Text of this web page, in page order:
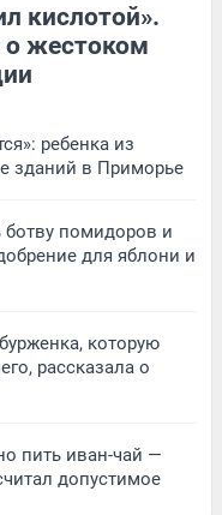
кислотой».
о жестоком
ребенка из
зданий в Приморье
помидоров и
для яблони и
которую
рассказала о
пить иван-чай —
допустимое